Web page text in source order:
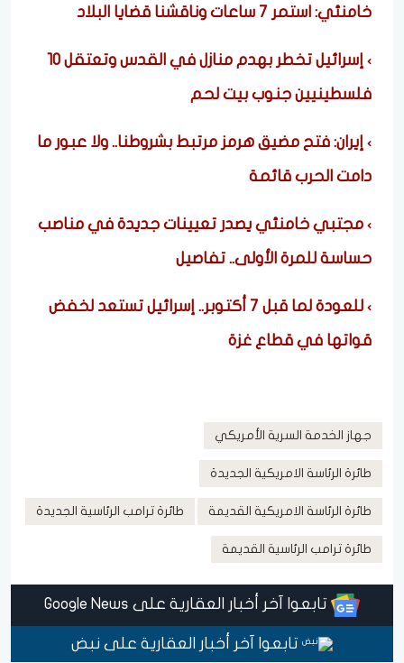
خامنئي: استمر 7 ساعات وناقشنا قضايا البلاد
إسرائيل تخطر بهدم منازل في القدس وتعتقل 10
فلسطينيين جنوب بيت لحم
إيران: فتح مضيق هرمز مرتبط بشروطنا.. ولا عبور ما
دامت الحرب قائمة
مجتبي خامنئي يصدر تعيينات جديدة في مناصب
حساسة للمرة الأولى.. تفاصيل
للعودة لما قبل 7 أكتوبر.. إسرائيل تستعد لخفض
قواتها في قطاع غزة
جهاز الخدمة السرية الأمريكي
طائرة الرئاسة الامريكية الجديدة
طائرة الرئاسة الامريكية القديمة طائرة ترامب الرئاسية الجديدة
طائرة ترامب الرئاسية القديمة
تابعوا آخر أخبار العقارية على Google News
تابعوا آخر أخبار العقارية على نبض